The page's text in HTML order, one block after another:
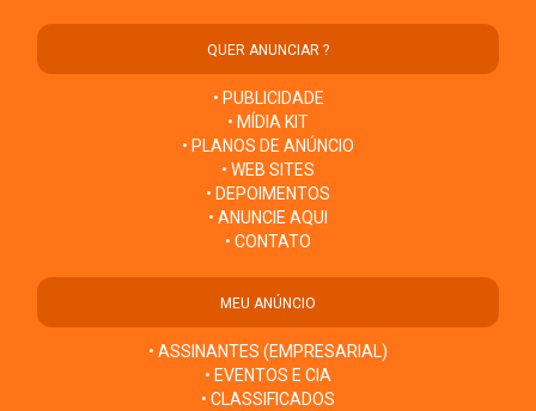
QUER ANUNCIAR ?
• PUBLICIDADE
• MÍDIA KIT
• PLANOS DE ANÚNCIO
• WEB SITES
• DEPOIMENTOS
• ANUNCIE AQUI
• CONTATO
MEU ANÚNCIO
• ASSINANTES (EMPRESARIAL)
• EVENTOS E CIA
• CLASSIFICADOS